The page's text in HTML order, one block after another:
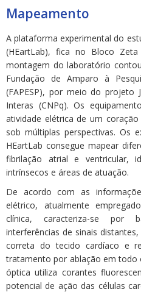
Mapeamento
A plataforma experimental do
(HEartLab), fica no Bloco
montagem do laboratório
Fundação de Amparo à
(FAPESP), por meio do projeto
Interas (CNPq). Os
atividade elétrica de um
sob múltiplas perspectivas. Os
HEartLab consegue mapear
fibrilação atrial e ventricular,
intrínsecos e áreas de atuação.
De acordo com as
elétrico, atualmente
clínica, caracteriza-se por
interferências de sinais
correta do tecido cardíaco e
tratamento por ablação em todo
óptica utiliza corantes
potencial de ação das células